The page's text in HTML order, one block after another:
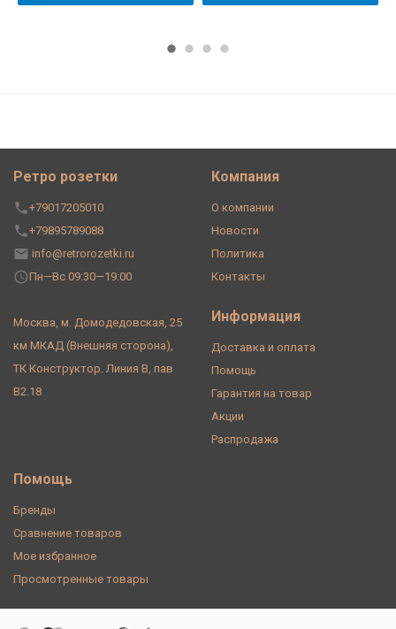
Ретро розетки
+79017205010
+79895789088
info@retrorozetki.ru
Пн—Вс 09:30—19:00
Москва, м. Домодедовская, 25
км МКАД (Внешняя сторона),
ТК Конструктор. Линия В, пав
В2.18
Компания
О компании
Новости
Политика
Контакты
Информация
Доставка и оплата
Помощь
Гарантия на товар
Акции
Распродажа
Помощь
Бренды
Сравнение товаров
Мое избранное
Просмотренные товары